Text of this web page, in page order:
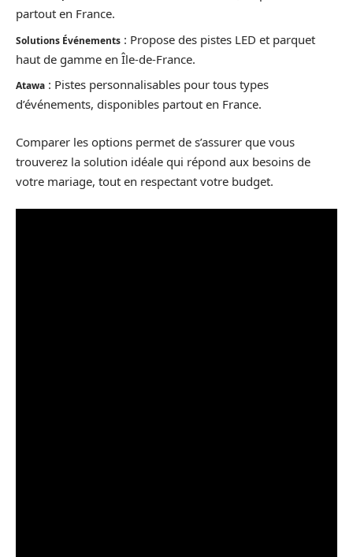
partout en France.
Solutions Événements : Propose des pistes LED et parquet
haut de gamme en Île-de-France.
Atawa : Pistes personnalisables pour tous types
d’événements, disponibles partout en France.
Comparer les options permet de s’assurer que vous
trouverez la solution idéale qui répond aux besoins de
votre mariage, tout en respectant votre budget.